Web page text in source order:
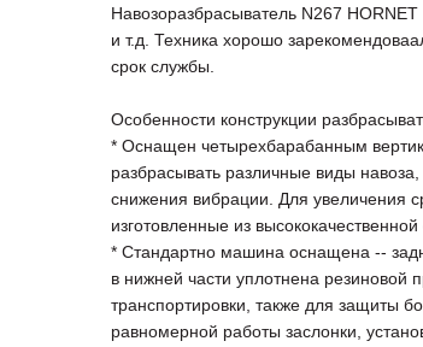
Навозоразбрасыватель N267
и т.д. Техника хорошо
срок службы.
Особенности конструкции
* Оснащен четырехбарабанным
разбрасывать различные виды
снижения вибрации. Для увеличения
изготовленные из высококачественной
* Стандартно машина оснащена --
в нижней части уплотнена
транспортировки, также для защиты
равномерной работы заслонки,